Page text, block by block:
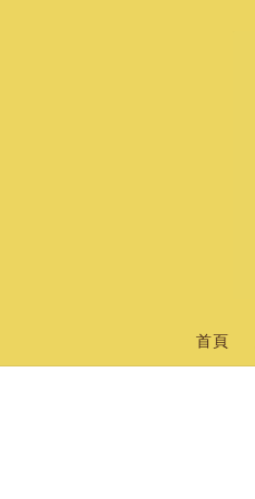
首頁